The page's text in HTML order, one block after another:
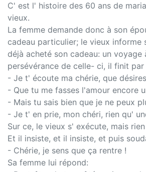
C' est l' histoire des 60 ans de
vieux.
La femme demande donc à son
cadeau particulier; le vieux informe
déjà acheté son cadeau: un voyage
persévérance de celle- ci, il finit par
- Je t' écoute ma chérie, que
- Que tu me fasses l'amour encore
- Mais tu sais bien que je ne peux
- Je t' en prie, mon chéri, rien qu'
Sur ce, le vieux s' exécute, mais
Et il insiste, et il insiste, et puis
- Chérie, je sens que ça rentre !
Sa femme lui répond: